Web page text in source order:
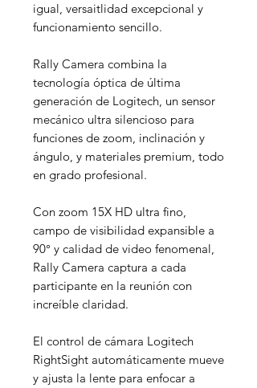
igual, versaitlidad excepcional y
funcionamiento sencillo.
Rally Camera combina la
tecnología óptica de última
generación de Logitech, un sensor
mecánico ultra silencioso para
funciones de zoom, inclinación y
ángulo, y materiales premium, todo
en grado profesional.
Con zoom 15X HD ultra fino,
campo de visibilidad expansible a
90° y calidad de video fenomenal,
Rally Camera captura a cada
participante en la reunión con
increíble claridad.
El control de cámara Logitech
RightSight automáticamente mueve
y ajusta la lente para enfocar a